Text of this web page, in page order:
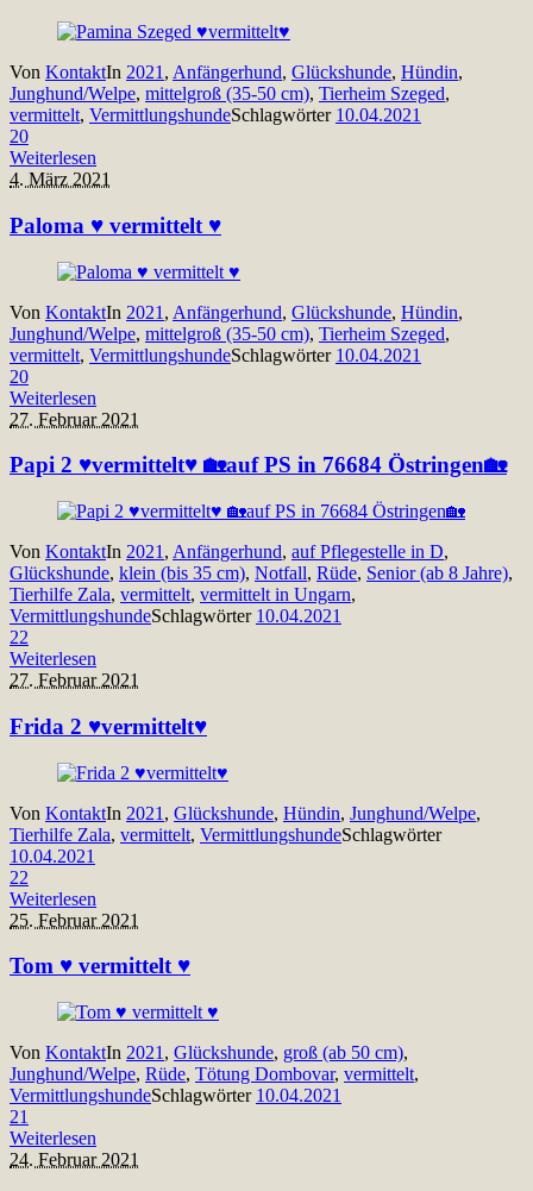
Von KontaktIn 2021 , Anfängerhund, Glückshunde, Hündin,
Junghund/Welpe, mittelgroß (35-50 cm), Tierheim Szeged,
vermittelt, VermittlungshundeSchlagwörter 10.04.2021
20
Weiterlesen
4. März 2021
Paloma ♥ vermittelt ♥
Von KontaktIn 2021 , Anfängerhund, Glückshunde, Hündin,
Junghund/Welpe, mittelgroß (35-50 cm), Tierheim Szeged,
vermittelt, VermittlungshundeSchlagwörter 10.04.2021
20
Weiterlesen
27. Februar 2021
Papi 2 ♥vermittelt♥ 🏡auf PS in 76684 Östringen🏡
Von KontaktIn 2021 , Anfängerhund, auf Pflegestelle in D,
Glückshunde, klein (bis 35 cm), Notfall, Rüde, Senior (ab 8 Jahre),
Tierhilfe Zala, vermittelt, vermittelt in Ungarn,
VermittlungshundeSchlagwörter 10.04.2021
22
Weiterlesen
27. Februar 2021
Frida 2 ♥vermittelt♥
Von KontaktIn 2021 , Glückshunde, Hündin, Junghund/Welpe,
Tierhilfe Zala, vermittelt, VermittlungshundeSchlagwörter
10.04.2021
22
Weiterlesen
25. Februar 2021
Tom ♥ vermittelt ♥
Von KontaktIn 2021 , Glückshunde, groß (ab 50 cm),
Junghund/Welpe, Rüde, Tötung Dombovar, vermittelt,
VermittlungshundeSchlagwörter 10.04.2021
21
Weiterlesen
24. Februar 2021